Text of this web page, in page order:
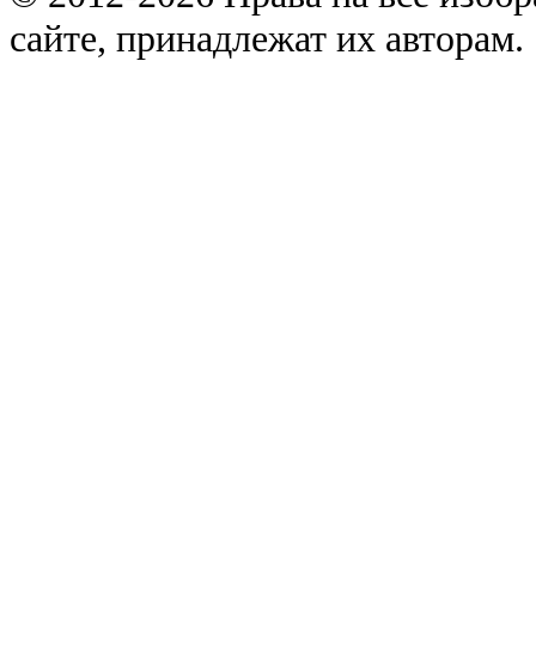
сайте, принадлежат их авторам.